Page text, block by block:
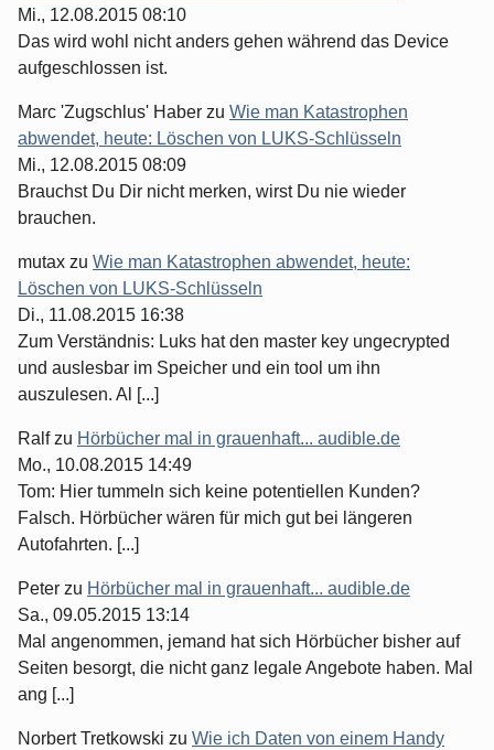
Mi., 12.08.2015 08:10
Das wird wohl nicht anders gehen während das Device
aufgeschlossen ist.
Marc 'Zugschlus' Haber zu Wie man Katastrophen
abwendet, heute: Löschen von LUKS-Schlüsseln
Mi., 12.08.2015 08:09
Brauchst Du Dir nicht merken, wirst Du nie wieder
brauchen.
mutax zu Wie man Katastrophen abwendet, heute:
Löschen von LUKS-Schlüsseln
Di., 11.08.2015 16:38
Zum Verständnis: Luks hat den master key ungecrypted
und auslesbar im Speicher und ein tool um ihn
auszulesen. Al [...]
Ralfzu Hörbücher mal in grauenhaft... audible.de
Mo., 10.08.2015 14:49
Tom: Hier tummeln sich keine potentiellen Kunden?
Falsch. Hörbücher wären für mich gut bei längeren
Autofahrten. [...]
Peter zu Hörbücher mal in grauenhaft... audible.de
Sa., 09.05.2015 13:14
Mal angenommen, jemand hat sich Hörbücher bisher auf
Seiten besorgt, die nicht ganz legale Angebote haben. Mal
ang [...]
Norbert Tretkowski zu Wie ich Daten von einem Handy